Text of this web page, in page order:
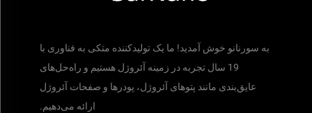
به سورنانو خوش آمدید! ما یک تولیدکننده متکی به فناوری با
19 سال تجربه در زمینه آئروژل هستیم و راه‌حل‌های
عایق‌بندی مانند پتوهای آئروژل، پودرها و صفحات آئروژل
ارائه می‌دهیم.